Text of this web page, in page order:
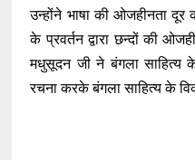
उन्होंने भाषा की ओजहीनता दूर
के प्रवर्तन द्वारा छन्दों की
मधुसूदन जी ने बंगला साहित्य
रचना करके बंगला साहित्य के